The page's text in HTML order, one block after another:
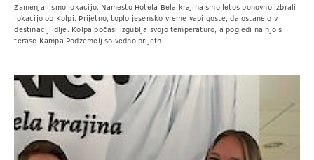
Zamenjali smo lokacijo. Namesto Hotela Bela krajina smo letos ponovno izbrali
lokacijo ob Kolpi. Prijetno, toplo jesensko vreme vabi goste, da ostanejo v
destinaciji dlje. Kolpa počasi izgublja svojo temperaturo, a pogledi na njo s
terase Kampa Podzemelj so vedno prijetni.